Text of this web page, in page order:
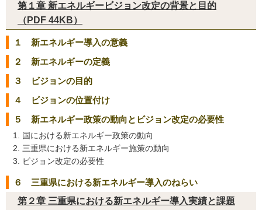
第１章 新エネルギービジョン改定の背景と目的
（PDF 44KB）
１ 新エネルギー導入の意義
２ 新エネルギーの定義
３ ビジョンの目的
４ ビジョンの位置付け
５ 新エネルギー政策の動向とビジョン改定の必要性
国における新エネルギー政策の動向
三重県における新エネルギー施策の動向
ビジョン改定の必要性
６ 三重県における新エネルギー導入のねらい
第２章 三重県における新エネルギー導入実績と課題